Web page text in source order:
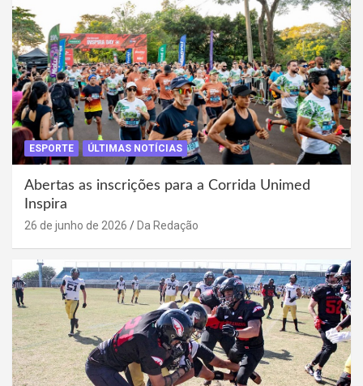
ESPORTE ÚLTIMAS NOTÍCIAS
Abertas as inscrições para a Corrida Unimed
Inspira
26 de junho de 2026 Da Redação